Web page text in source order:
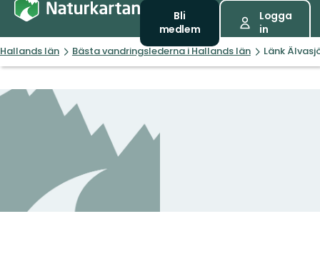
Bli
medlem
Logga
in
Hallands län Bästa vandringslederna i Hallands län Länk